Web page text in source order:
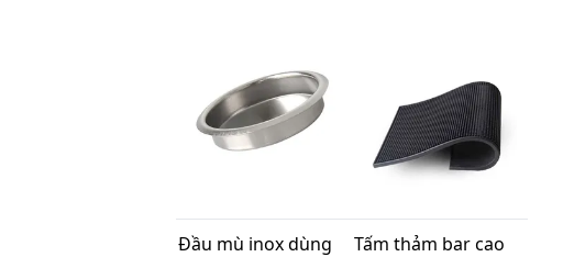
Đầu mù inox dùng
Tấm thảm bar cao